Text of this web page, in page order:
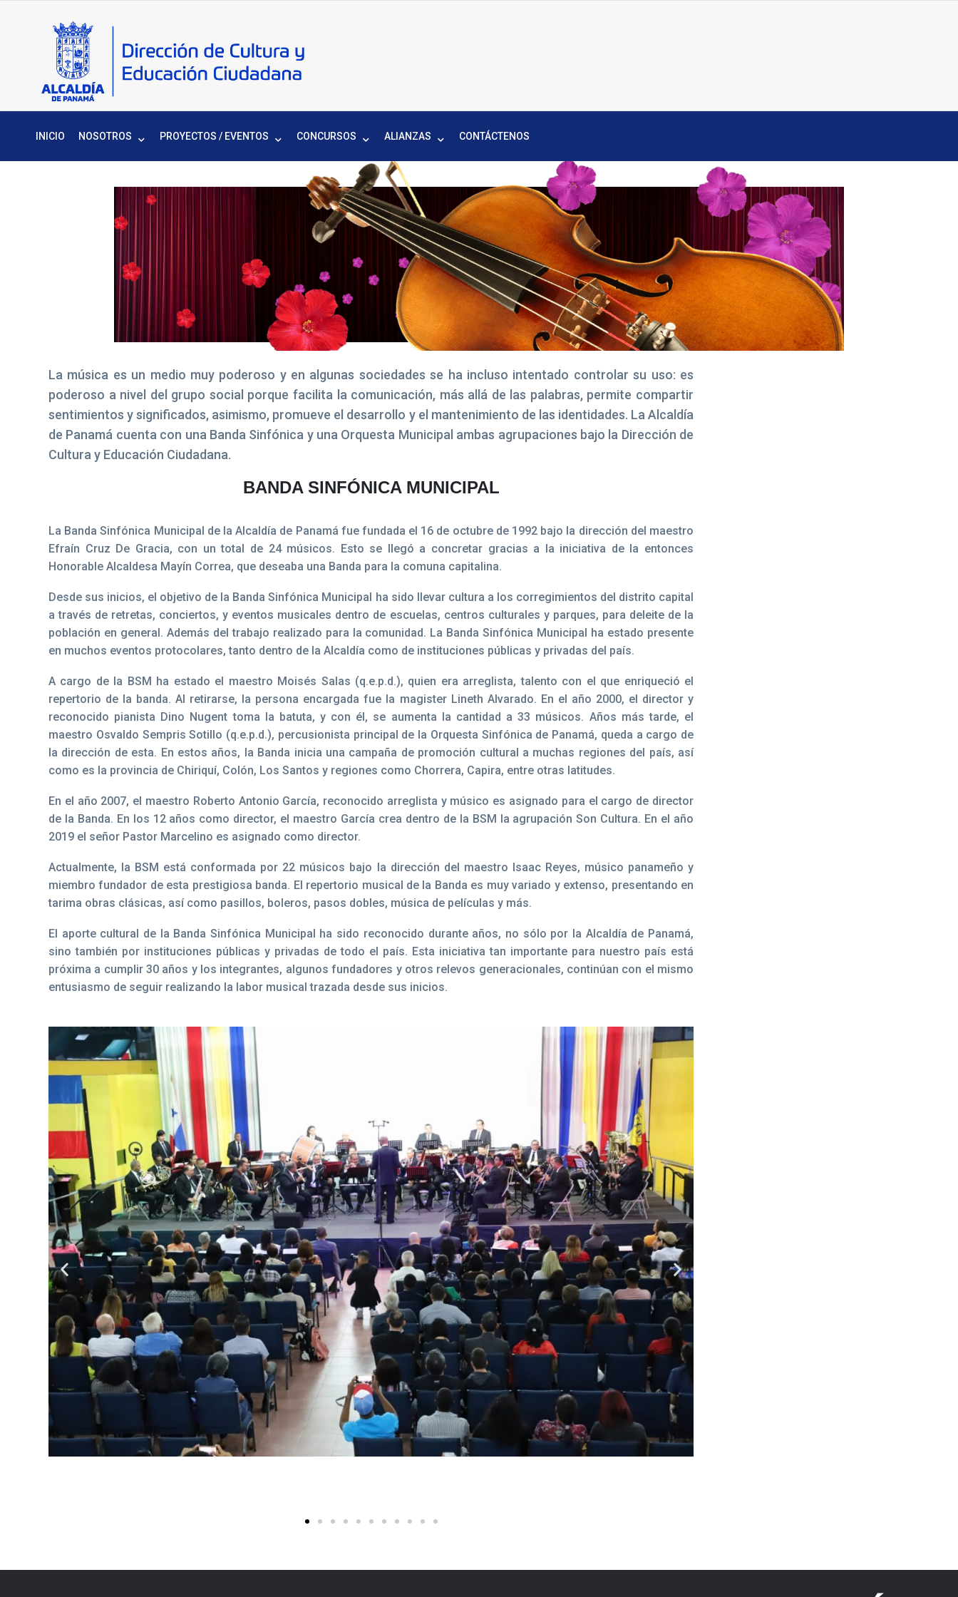
Educación
INICIO NOSOTROS PROYECTOS / EVENTOS CONCURSOS ALIANZAS CONTÁCTENOS
La música es un medio muy poderoso y en algunas sociedades se ha incluso intentado controlar su uso: es
poderoso a nivel del grupo social porque facilita la comunicación, más allá de las palabras, permite compartir
sentimientos y significados, asimismo, promueve el desarrollo y el mantenimiento de las identidades. La Alcaldía
de Panamá cuenta con una Banda Sinfónica y una Orquesta Municipal ambas agrupaciones bajo la Dirección de
Cultura y Educación Ciudadana.
BANDA SINFÓNICA MUNICIPAL
La Banda Sinfónica Municipal de la Alcaldía de Panamá fue fundada el 16 de octubre de 1992 bajo la dirección del maestro
Efraín Cruz De Gracia, con un total de 24 músicos. Esto se llegó a concretar gracias a la iniciativa de la entonces
Honorable Alcaldesa Mayín Correa, que deseaba una Banda para la comuna capitalina.
Desde sus inicios, el objetivo de la Banda Sinfónica Municipal ha sido llevar cultura a los corregimientos del distrito capital
a través de retretas, conciertos, y eventos musicales dentro de escuelas, centros culturales y parques, para deleite de la
población en general. Además del trabajo realizado para la comunidad. La Banda Sinfónica Municipal ha estado presente
en muchos eventos protocolares, tanto dentro de la Alcaldía como de instituciones públicas y privadas del país.
A cargo de la BSM ha estado el maestro Moisés Salas (q.e.p.d.), quien era arreglista, talento con el que enriqueció el
repertorio de la banda. Al retirarse, la persona encargada fue la magister Lineth Alvarado. En el año 2000, el director y
reconocido pianista Dino Nugent toma la batuta, y con él, se aumenta la cantidad a 33 músicos. Años más tarde, el
maestro Osvaldo Sempris Sotillo (q.e.p.d.), percusionista principal de la Orquesta Sinfónica de Panamá, queda a cargo de
la dirección de esta. En estos años, la Banda inicia una campaña de promoción cultural a muchas regiones del país, así
como es la provincia de Chiriquí, Colón, Los Santos y regiones como Chorrera, Capira, entre otras latitudes.
En el año 2007, el maestro Roberto Antonio García, reconocido arreglista y músico es asignado para el cargo de director
de la Banda. En los 12 años como director, el maestro García crea dentro de la BSM la agrupación Son Cultura. En el año
2019 el señor Pastor Marcelino es asignado como director.
Actualmente, la BSM está conformada por 22 músicos bajo la dirección del maestro Isaac Reyes, músico panameño y
miembro fundador de esta prestigiosa banda. El repertorio musical de la Banda es muy variado y extenso, presentando en
tarima obras clásicas, así como pasillos, boleros, pasos dobles, música de películas y más.
El aporte cultural de la Banda Sinfónica Municipal ha sido reconocido durante años, no sólo por la Alcaldía de Panamá,
sino también por instituciones públicas y privadas de todo el país. Esta iniciativa tan importante para nuestro país está
próxima a cumplir 30 años y los integrantes, algunos fundadores y otros relevos generacionales, continúan con el mismo
entusiasmo de seguir realizando la labor musical trazada desde sus inicios.